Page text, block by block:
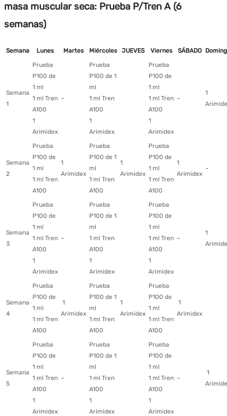
masa muscular seca: Prueba P/Tren A (6
semanas)
Semana Lunes Martes Miércoles JUEVES Viernes SÁBADO
Semana
1
Prueba
P100 de
1 ml
1 ml Tren
A100
1
Arimidex
–
Prueba
P100 de 1
ml
1 ml Tren
A100
1
Arimidex
Prueba
P100 de
1 ml
1 ml Tren
A100
1
Arimidex
–
1
Semana
2
Prueba
P100 de
1 ml
1 ml Tren
A100
1
Arimidex
Prueba
P100 de 1
ml
1 ml Tren
A100
1
Arimidex
Prueba
P100 de
1 ml
1 ml Tren
A100
1
Arimidex
–
Semana
3
Prueba
P100 de
1 ml
1 ml Tren
A100
1
Arimidex
–
Prueba
P100 de 1
ml
1 ml Tren
A100
1
Arimidex
Prueba
P100 de
1 ml
1 ml Tren
A100
1
Arimidex
–
1
Semana
4
Prueba
P100 de
1 ml
1 ml Tren
A100
1
Arimidex
Prueba
P100 de 1
ml
1 ml Tren
A100
1
Arimidex
Prueba
P100 de
1 ml
1 ml Tren
A100
1
Arimidex
Semana
5
Prueba
P100 de
1 ml
1 ml Tren
A100
1
Arimidex
–
Prueba
P100 de 1
ml
1 ml Tren
A100
1
Arimidex
Prueba
P100 de
1 ml
1 ml Tren
A100
1
Arimidex
–
1